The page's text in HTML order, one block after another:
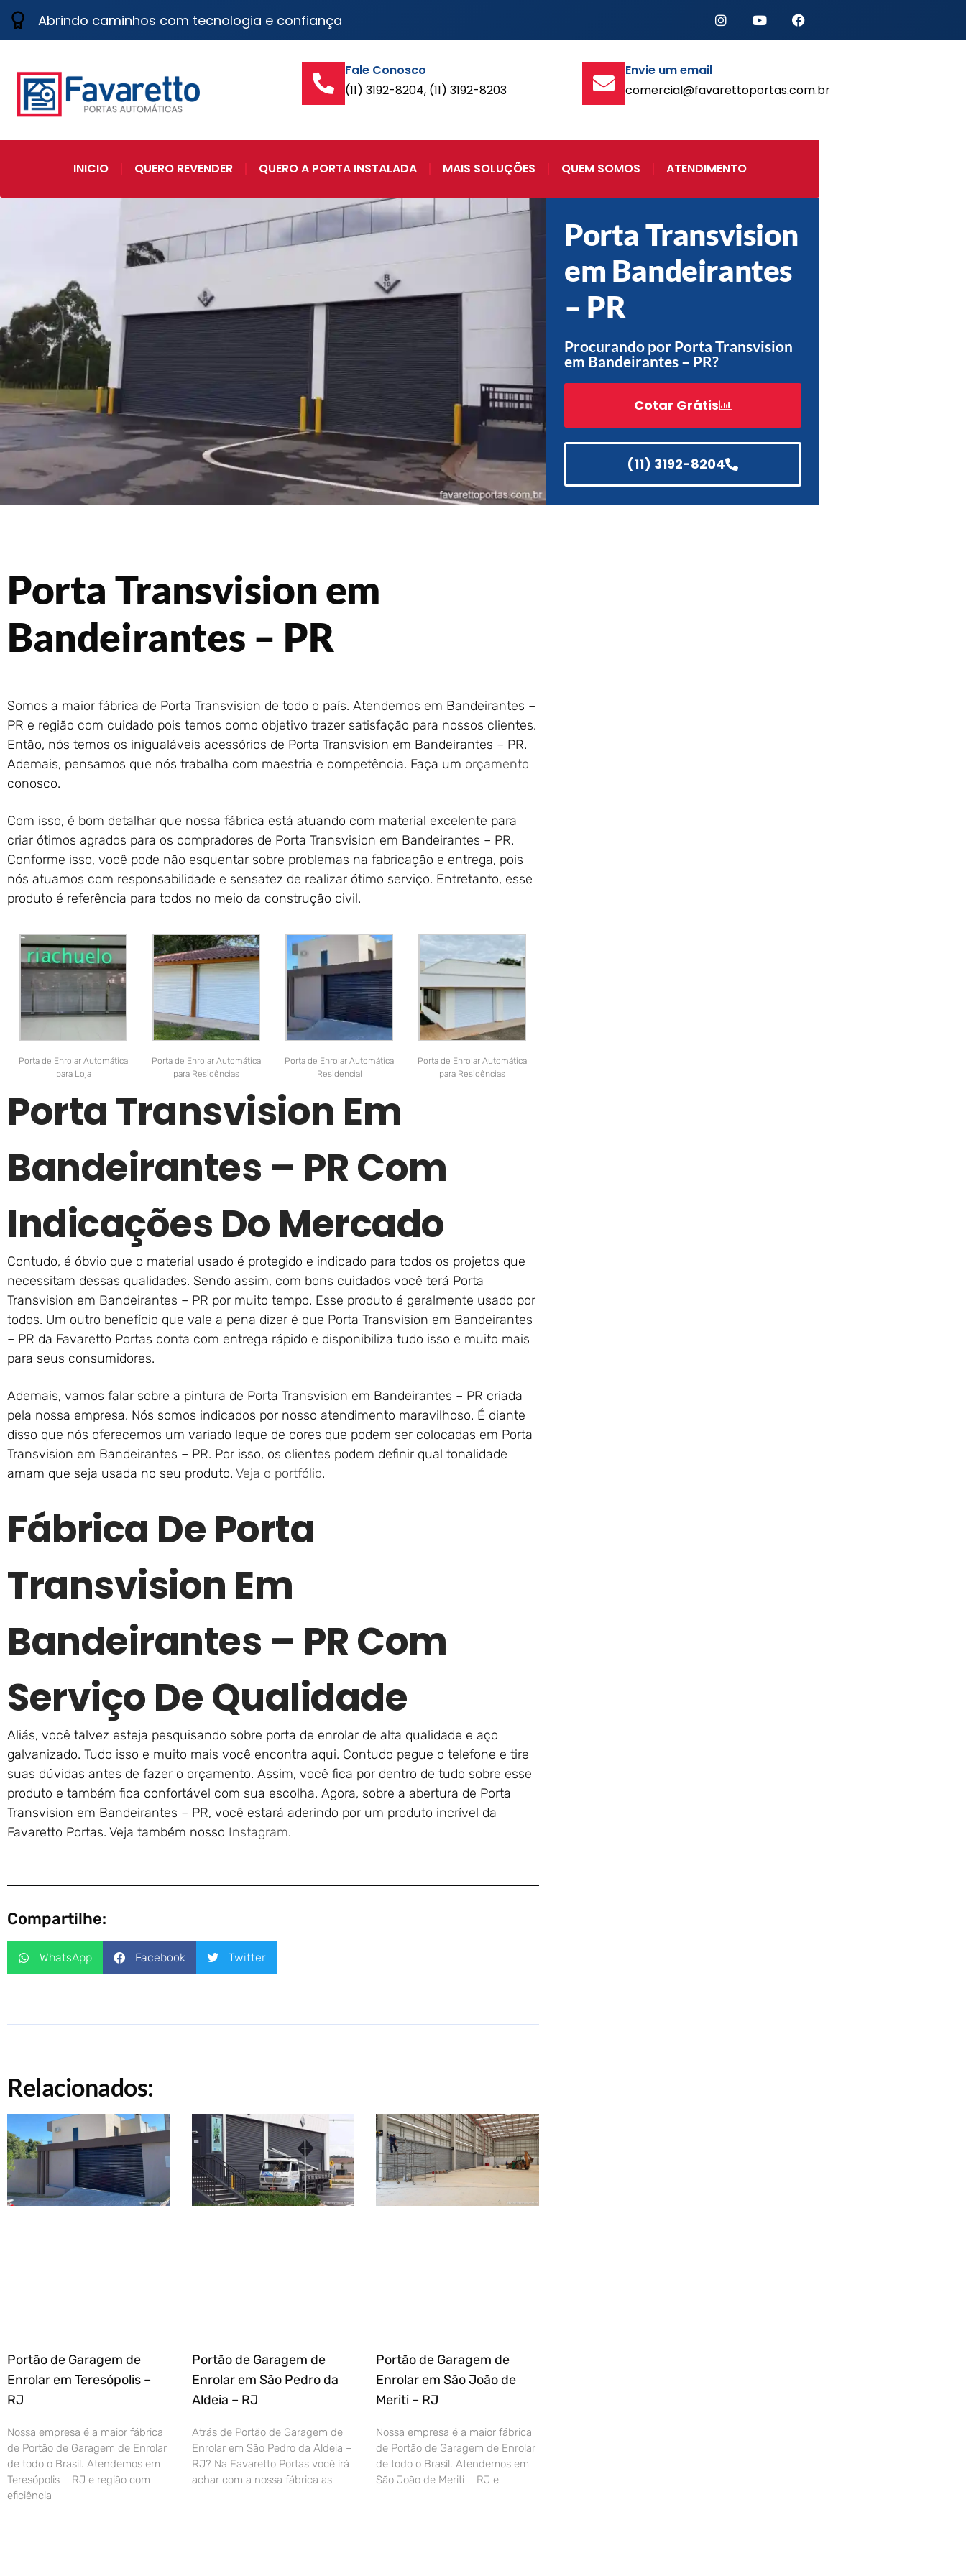
Abrindo caminhos com tecnologia e confiança
Fale Conosco
(11) 3192-8204, (11) 3192-8203
Envie um email
comercial@favarettoportas.com.br
INICIO QUERO REVENDER QUERO A PORTA INSTALADA MAIS SOLUÇÕES QUEM SOMOS ATENDIMENTO
Porta Transvision
em Bandeirantes
– PR
Procurando por Porta Transvision
em Bandeirantes – PR?
Cotar Grátis
(11) 3192-8204
Porta Transvision em
Bandeirantes – PR
Somos a maior fábrica de Porta Transvision de todo o país. Atendemos em Bandeirantes –
PR e região com cuidado pois temos como objetivo trazer satisfação para nossos clientes.
Então, nós temos os inigualáveis acessórios de Porta Transvision em Bandeirantes – PR.
Ademais, pensamos que nós trabalha com maestria e competência. Faça um orçamento
conosco.
Com isso, é bom detalhar que nossa fábrica está atuando com material excelente para
criar ótimos agrados para os compradores de Porta Transvision em Bandeirantes – PR.
Conforme isso, você pode não esquentar sobre problemas na fabricação e entrega, pois
nós atuamos com responsabilidade e sensatez de realizar ótimo serviço. Entretanto, esse
produto é referência para todos no meio da construção civil.
Porta de Enrolar Automática
para Loja
Porta de Enrolar Automática
para Residências
Porta de Enrolar Automática
Residencial
Porta de Enrolar Automática
para Residências
Porta Transvision Em
Bandeirantes – PR Com
Indicações Do Mercado
Contudo, é óbvio que o material usado é protegido e indicado para todos os projetos que
necessitam dessas qualidades. Sendo assim, com bons cuidados você terá Porta
Transvision em Bandeirantes – PR por muito tempo. Esse produto é geralmente usado por
todos. Um outro benefício que vale a pena dizer é que Porta Transvision em Bandeirantes
– PR da Favaretto Portas conta com entrega rápido e disponibiliza tudo isso e muito mais
para seus consumidores.
Ademais, vamos falar sobre a pintura de Porta Transvision em Bandeirantes – PR criada
pela nossa empresa. Nós somos indicados por nosso atendimento maravilhoso. É diante
disso que nós oferecemos um variado leque de cores que podem ser colocadas em Porta
Transvision em Bandeirantes – PR. Por isso, os clientes podem definir qual tonalidade
amam que seja usada no seu produto. Veja o portfólio.
Fábrica De Porta
Transvision Em
Bandeirantes – PR Com
Serviço De Qualidade
Aliás, você talvez esteja pesquisando sobre porta de enrolar de alta qualidade e aço
galvanizado. Tudo isso e muito mais você encontra aqui. Contudo pegue o telefone e tire
suas dúvidas antes de fazer o orçamento. Assim, você fica por dentro de tudo sobre esse
produto e também fica confortável com sua escolha. Agora, sobre a abertura de Porta
Transvision em Bandeirantes – PR, você estará aderindo por um produto incrível da
Favaretto Portas. Veja também nosso Instagram.
Compartilhe:
WhatsApp Facebook Twitter
Relacionados:
Portão de Garagem de
Enrolar em Teresópolis –
RJ
Nossa empresa é a maior fábrica
de Portão de Garagem de Enrolar
de todo o Brasil. Atendemos em
Teresópolis – RJ e região com
eficiência
Portão de Garagem de
Enrolar em São Pedro da
Aldeia – RJ
Atrás de Portão de Garagem de
Enrolar em São Pedro da Aldeia –
RJ? Na Favaretto Portas você irá
achar com a nossa fábrica as
Portão de Garagem de
Enrolar em São João de
Meriti – RJ
Nossa empresa é a maior fábrica
de Portão de Garagem de Enrolar
de todo o Brasil. Atendemos em
São João de Meriti – RJ e